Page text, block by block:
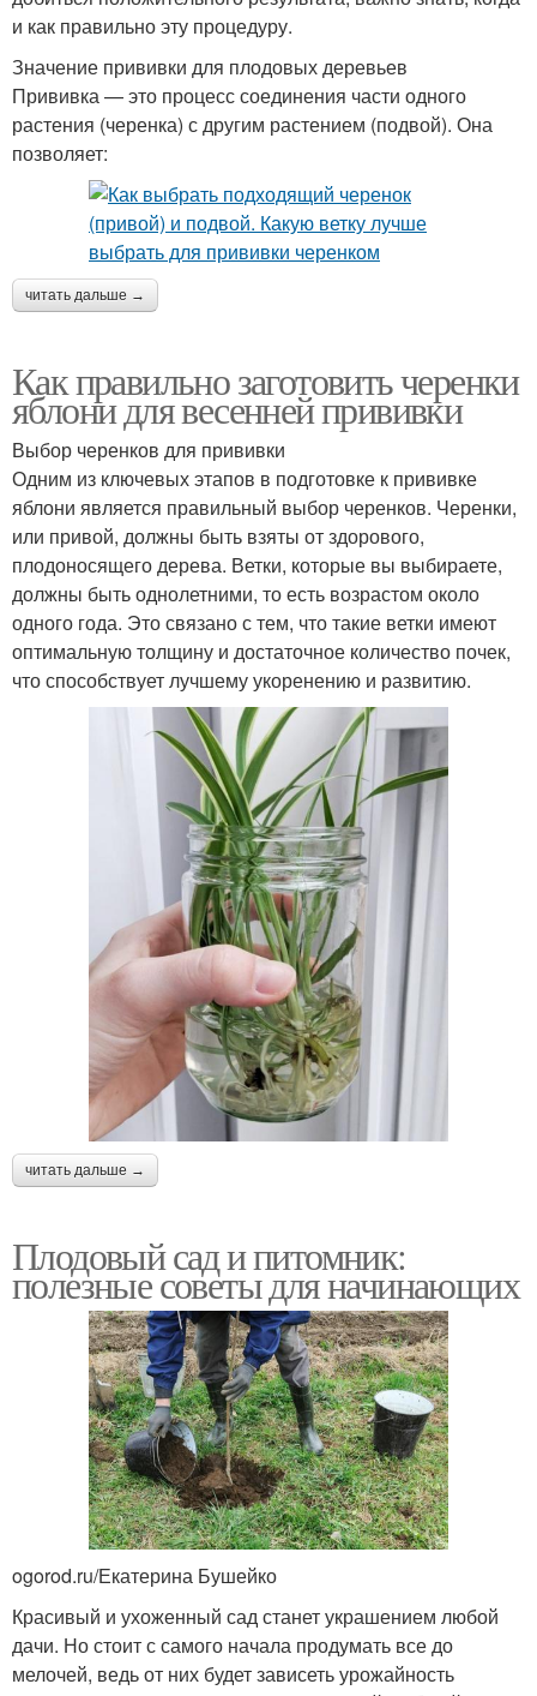
и как правильно эту процедуру.
Значение прививки для плодовых деревьев
Прививка — это процесс соединения части одного
растения (черенка) с другим растением (подвой). Она
позволяет:
читать дальше →
Как правильно заготовить черенки
яблони для весенней прививки
Выбор черенков для прививки
Одним из ключевых этапов в подготовке к прививке
яблони является правильный выбор черенков. Черенки,
или привой, должны быть взяты от здорового,
плодоносящего дерева. Ветки, которые вы выбираете,
должны быть однолетними, то есть возрастом около
одного года. Это связано с тем, что такие ветки имеют
оптимальную толщину и достаточное количество почек,
что способствует лучшему укоренению и развитию.
читать дальше →
Плодовый сад и питомник:
полезные советы для начинающих
ogorod.ru/Екатерина Бушейко
Красивый и ухоженный сад станет украшением любой
дачи. Но стоит с самого начала продумать все до
мелочей, ведь от них будет зависеть урожайность